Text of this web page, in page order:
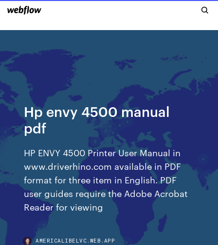
Hp envy 4500 manual
pdf
HP ENVY 4500 Printer User Manual in
www.driverhino.com available in PDF
format for three item in English. PDF
user guides require the Adobe Acrobat
Reader for viewing
AMERICALIBELVC.WEB.APP